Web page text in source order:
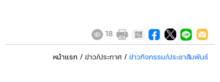
18
หน้าแรก / ข่าว/ประกาศ / ข่าวกิจกรรม/ประชาสัมพันธ์